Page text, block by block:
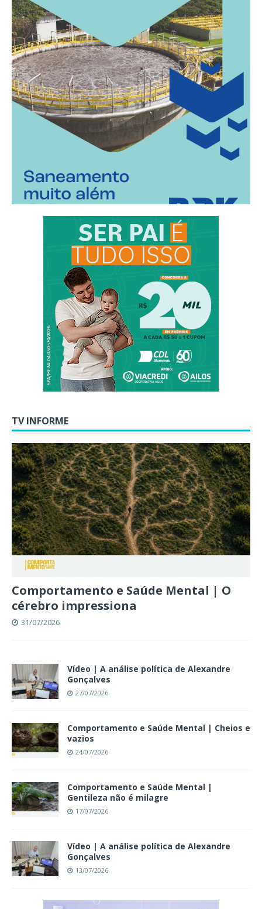
TV INFORME
Comportamento e Saúde Mental | O
cérebro impressiona
31/07/2026
Vídeo | A análise política de Alexandre
Gonçalves
27/07/2026
Comportamento e Saúde Mental | Cheios e
vazios
24/07/2026
Comportamento e Saúde Mental |
Gentileza não é milagre
17/07/2026
Vídeo | A análise política de Alexandre
Gonçalves
13/07/2026